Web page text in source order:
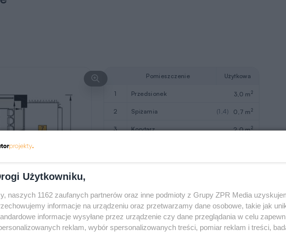
Pomieszczenie Użytkowa
1 przedsionek 3,0 m2
2 spiżarnia (1,4) 0,7 m2
3 korytarz 2,0 m2
Razem 2
7 taras (12,0)
Użytkowniku,
naszych 1162 zaufanych partnerów oraz inne podmioty z Grupy ZPR Media
informacje na urządzeniu oraz przetwarzamy dane osobowe, takie jak
informacje wysyłane przez urządzenie czy dane przeglądania w celu
reklam, wybór spersonalizowanych treści, pomiar reklam i treści,